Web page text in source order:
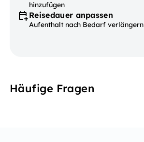
hinzufügen
Reisedauer anpassen
Aufenthalt nach Bedarf verlängern
Häufige Fragen